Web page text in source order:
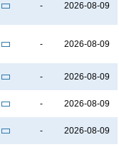
- 2026-08-09
- 2026-08-09
- 2026-08-09
- 2026-08-09
- 2026-08-09